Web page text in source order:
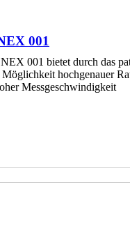
001
001 bietet durch das
hochgenauer
Messgeschwindigkeit